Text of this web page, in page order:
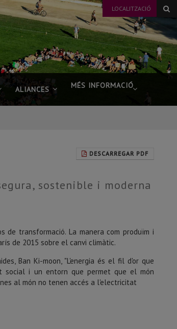
LOCALITZACIÓ
ALIANCES MÉS INFORMACIÓ
DESCARREGAR PDF
sostenible i moderna
transformació. La manera com produïm i
de 2015 sobre el canvi climàtic.
Ban Ki-moon, "L'energia és el fil d'or que
social i un entorn que permet que el món
al món no tenen accés a l'electricitat